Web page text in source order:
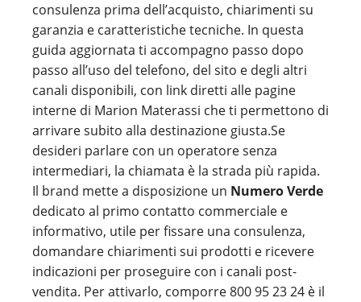
consulenza prima dell’acquisto, chiarimenti su
garanzia e caratteristiche tecniche. In questa
guida aggiornata ti accompagno passo dopo
passo all’uso del telefono, del sito e degli altri
canali disponibili, con link diretti alle pagine
interne di Marion Materassi che ti permettono di
arrivare subito alla destinazione giusta.Se
desideri parlare con un operatore senza
intermediari, la chiamata è la strada più rapida.
Il brand mette a disposizione un Numero Verde
dedicato al primo contatto commerciale e
informativo, utile per fissare una consulenza,
domandare chiarimenti sui prodotti e ricevere
indicazioni per proseguire con i canali post-
vendita. Per attivarlo, comporre 800 95 23 24 è il